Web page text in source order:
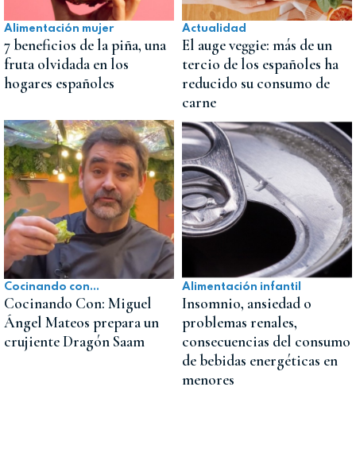
Alimentación mujer
7 beneficios de la piña, una
fruta olvidada en los
hogares españoles
Actualidad
El auge veggie: más de un
tercio de los españoles ha
reducido su consumo de
carne
Cocinando con...
Cocinando Con: Miguel
Ángel Mateos prepara un
crujiente Dragón Saam
Alimentación infantil
Insomnio, ansiedad o
problemas renales,
consecuencias del consumo
de bebidas energéticas en
menores